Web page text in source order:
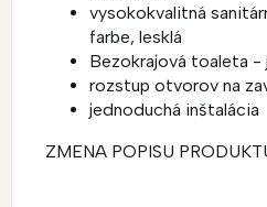
vysokokvalitná
farbe, lesklá
Bezokrajová toaleta -
rozstup otvorov na
jednoduchá inštalácia
ZMENA POPISU